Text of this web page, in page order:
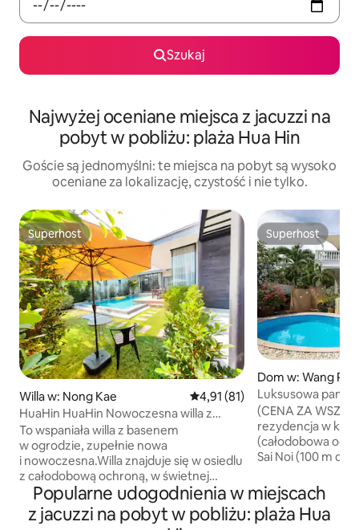
Szukaj
Najwyżej oceniane miejsca z jacuzzi na
pobyt w pobliżu: plaża Hua Hin
Goście są jednomyślni: te miejsca na pobyt są wysoko
oceniane za lokalizację, czystość i nie tylko.
Superhost
Superhost
Willa w: Nong Kae Średnia ocena: 4,91 na 5,
4,91 (81)
HuaHin HuaHin Nowoczesna willa z
basenem (450 m2 komfortowa willa,
świetna lokalizacja w mieście, blisko
plaży, centrum handlowego, nocnego
targu)
To wspaniała willa z basenem
w ogrodzie, zupełnie nowa
i nowoczesna.Willa znajduje się w osiedlu
z całodobową ochroną, w świetnej
lokalizacji w pobliżu centrum miasta:
W odległości 400 metrów znajduje się
sklep 7-Eleven, CJ Supermarket i lokalny
Superhost
Superhost
Dom w: Wang
Luksusowa
(CENA ZA
rezydencja w
(całodobowa
Sai Noi (100 m do
drogą) willa na
(3 sypialnie i 4
klimatyzacja),
Popularne udogodnienia w miejscach
z jacuzzi na pobyt w pobliżu: plaża Hua